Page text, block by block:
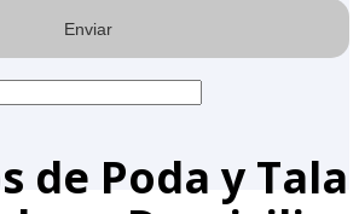
de Poda y Tala